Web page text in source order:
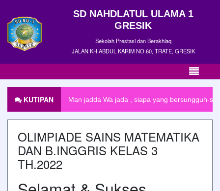
SD NAHDLATUL ULAMA 1
GRESIK
Sekolah Prestasi dan Berakhlaq
JALAN KH.ABDUL KARIM NO.60, TRATE, GRESIK
KUTIPAN Man jadda Wa jada , siapa yang bersungguh-
OLIMPIADE SAINS MATEMATIKA
DAN B.INGGRIS KELAS 3
TH.2022